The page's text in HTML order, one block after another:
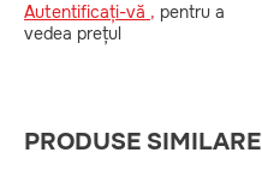
Autentificați-vă , pentru a
vedea prețul
PRODUSE SIMILARE